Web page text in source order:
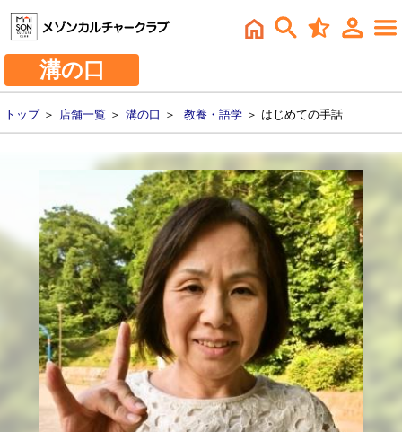
溝の口
トップ＞ 店舗一覧 ＞ 溝の口 ＞ 教養・語学 ＞ はじめての手話